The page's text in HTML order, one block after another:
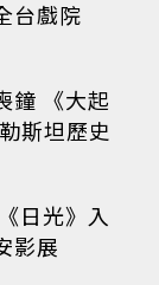
台戲院
鐘 《大起
斯坦歷史
日光》入
影展